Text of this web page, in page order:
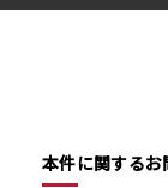
本件に関する